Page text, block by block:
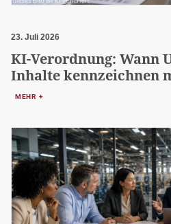
23. Juli 2026
KI-Verordnung: Wann
Inhalte kennzeichnen
MEHR +